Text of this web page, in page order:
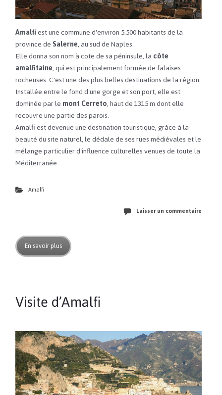
Amalfiest une commune d'environ 5.500 habitants de la
province deSalerne, au sud de Naples.
Elle donna son nom à cote de sa péninsule, lacôte
amalfitaine, qui est principalement formée de falaises
rocheuses. C'est une des plus belles destinations de la région.
Installée entre le fond d'une gorge et son port, elle est
dominée par lemont Cerreto, haut de 1315 m dont elle
recouvre une partie des parois.
Amalfi est devenue une destination touristique, grâce à la
beauté du site naturel, le dédale de ses rues médiévales et le
mélange particulier d'influence culturelles venues de toute la
Méditerranée
Amalfi
Laisser un commentaire
En savoir plus
Visite d’Amalfi